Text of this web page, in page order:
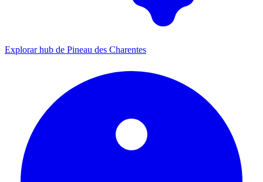
Explorar hub de Pineau des Charentes